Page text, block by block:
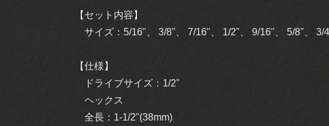
【セット内容】
サイズ：5/16"、 3/8"、 7/16"、 1/2"、 9/16"、 5/8"、 3/
【仕様】
ドライブサイズ：1/2"
ヘックス
全長：1-1/2"(38mm)